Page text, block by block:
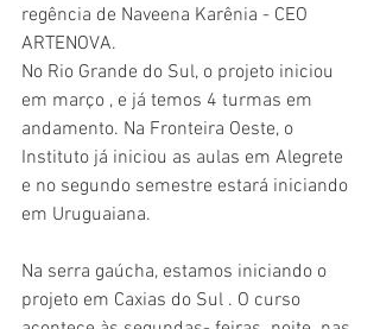
regência de Naveena Karênia - CEO
ARTENOVA.
No Rio Grande do Sul, o projeto iniciou
em março , e já temos 4 turmas em
andamento. Na Fronteira Oeste, o
Instituto já iniciou as aulas em Alegrete
e no segundo semestre estará iniciando
em Uruguaiana.
Na serra gaúcha, estamos iniciando o
projeto em Caxias do Sul . O curso